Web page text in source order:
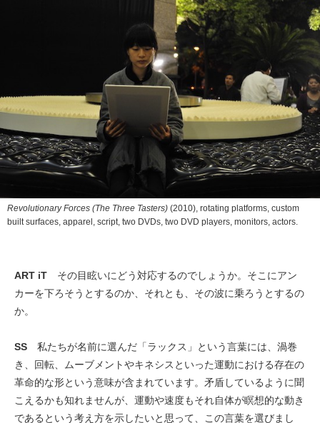
Revolutionary Forces (The Three Tasters) (2010), rotating platforms, custom
built surfaces, apparel, script, two DVDs, two DVD players, monitors, actors.
ART iT その目眩いにどう対応するのでしょうか。そこにアン
カーを下ろそうとするのか、それとも、その波に乗ろうとするの
か。
SS 私たちが名前に選んだ「ラックス」という言葉には、渦巻
き、回転、ムーブメントやキネシスといった運動における存在の
革命的な形という意味が含まれています。矛盾しているように聞
こえるかも知れませんが、運動や速度もそれ自体が瞑想的な動き
であるという考え方を示したいと思って、この言葉を選びまし